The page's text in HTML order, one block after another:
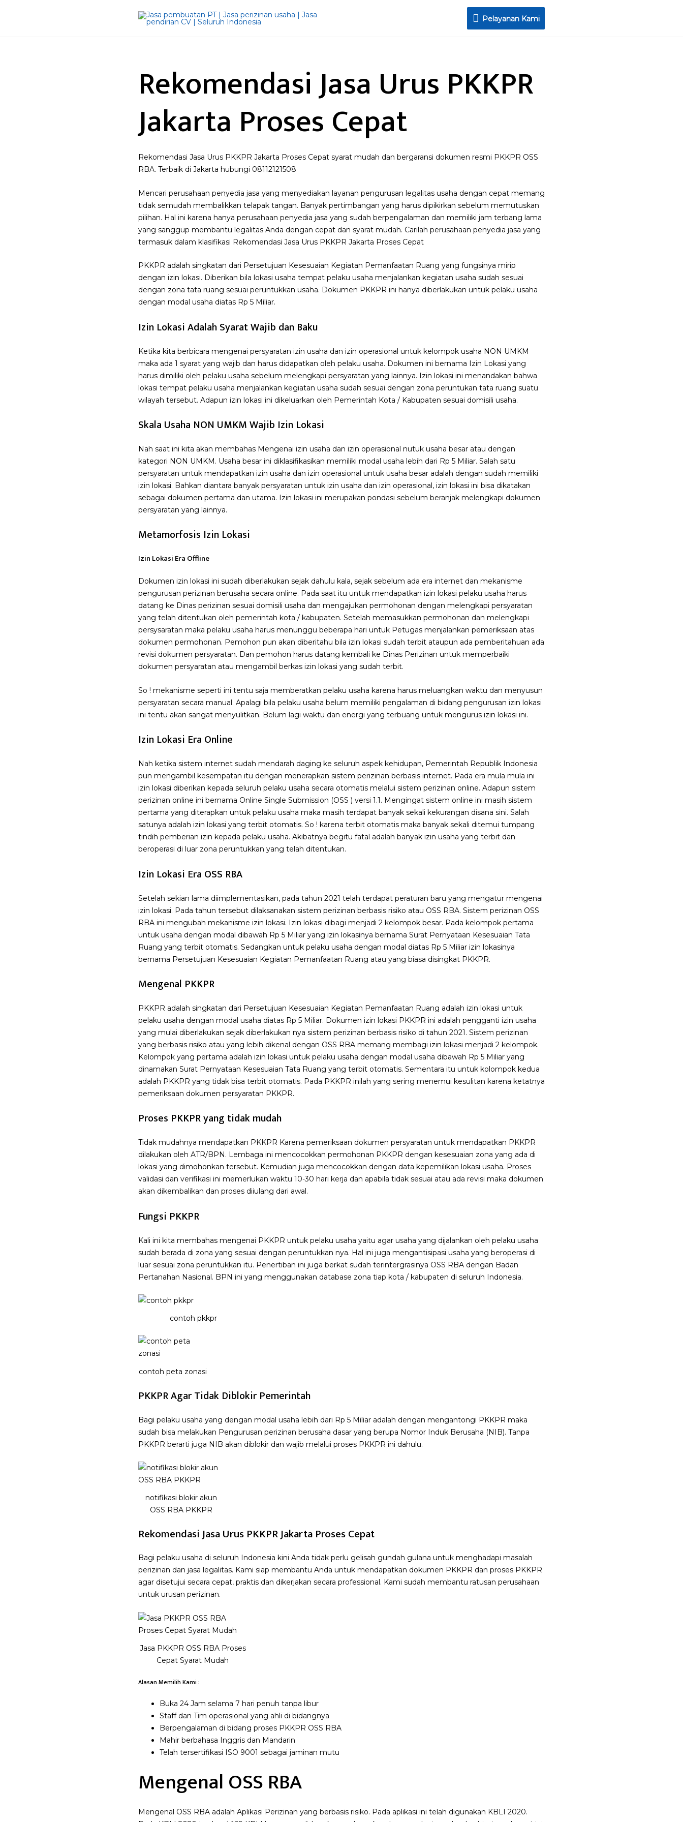
Pelayanan
Pelayanan Kami
Rekomendasi Jasa Urus PKKPR
Jakarta Proses Cepat
Rekomendasi Jasa Urus PKKPR Jakarta Proses Cepat syarat mudah dan bergaransi dokumen resmi PKKPR OSS
RBA. Terbaik di Jakarta hubungi 08112121508
Mencari perusahaan penyedia jasa yang menyediakan layanan pengurusan legalitas usaha dengan cepat memang
tidak semudah membalikkan telapak tangan. Banyak pertimbangan yang harus dipikirkan sebelum memutuskan
pilihan. Hal ini karena hanya perusahaan penyedia jasa yang sudah berpengalaman dan memiliki jam terbang lama
yang sanggup membantu legalitas Anda dengan cepat dan syarat mudah. Carilah perusahaan penyedia jasa yang
termasuk dalam klasifikasi Rekomendasi Jasa Urus PKKPR Jakarta Proses Cepat
PKKPR adalah singkatan dari Persetujuan Kesesuaian Kegiatan Pemanfaatan Ruang yang fungsinya mirip
dengan izin lokasi. Diberikan bila lokasi usaha tempat pelaku usaha menjalankan kegiatan usaha sudah sesuai
dengan zona tata ruang sesuai peruntukkan usaha. Dokumen PKKPR ini hanya diberlakukan untuk pelaku usaha
dengan modal usaha diatas Rp 5 Miliar.
Izin Lokasi Adalah Syarat Wajib dan Baku
Ketika kita berbicara mengenai persyaratan izin usaha dan izin operasional untuk kelompok usaha NON UMKM
maka ada 1 syarat yang wajib dan harus didapatkan oleh pelaku usaha. Dokumen ini bernama Izin Lokasi yang
harus dimiliki oleh pelaku usaha sebelum melengkapi persyaratan yang lainnya. Izin lokasi ini menandakan bahwa
lokasi tempat pelaku usaha menjalankan kegiatan usaha sudah sesuai dengan zona peruntukan tata ruang suatu
wilayah tersebut. Adapun izin lokasi ini dikeluarkan oleh Pemerintah Kota / Kabupaten sesuai domisili usaha.
Skala Usaha NON UMKM Wajib Izin Lokasi
Nah saat ini kita akan membahas Mengenai izin usaha dan izin operasional nutuk usaha besar atau dengan
kategori NON UMKM. Usaha besar ini diklasifikasikan memiliki modal usaha lebih dari Rp 5 Miliar. Salah satu
persyaratan untuk mendapatkan izin usaha dan izin operasional untuk usaha besar adalah dengan sudah memiliki
izin lokasi. Bahkan diantara banyak persyaratan untuk izin usaha dan izin operasional, izin lokasi ini bisa dikatakan
sebagai dokumen pertama dan utama. Izin lokasi ini merupakan pondasi sebelum beranjak melengkapi dokumen
persyaratan yang lainnya.
Metamorfosis Izin Lokasi
Izin Lokasi Era Offline
Dokumen izin lokasi ini sudah diberlakukan sejak dahulu kala, sejak sebelum ada era internet dan mekanisme
pengurusan perizinan berusaha secara online. Pada saat itu untuk mendapatkan izin lokasi pelaku usaha harus
datang ke Dinas perizinan sesuai domisili usaha dan mengajukan permohonan dengan melengkapi persyaratan
yang telah ditentukan oleh pemerintah kota / kabupaten. Setelah memasukkan permohonan dan melengkapi
persysaratan maka pelaku usaha harus menunggu beberapa hari untuk Petugas menjalankan pemeriksaan atas
dokumen permohonan. Pemohon pun akan diberitahu bila izin lokasi sudah terbit ataupun ada pemberitahuan ada
revisi dokumen persyaratan. Dan pemohon harus datang kembali ke Dinas Perizinan untuk memperbaiki
dokumen persyaratan atau mengambil berkas izin lokasi yang sudah terbit.
So ! mekanisme seperti ini tentu saja memberatkan pelaku usaha karena harus meluangkan waktu dan menyusun
persyaratan secara manual. Apalagi bila pelaku usaha belum memiliki pengalaman di bidang pengurusan izin lokasi
ini tentu akan sangat menyulitkan. Belum lagi waktu dan energi yang terbuang untuk mengurus izin lokasi ini.
Izin Lokasi Era Online
Nah ketika sistem internet sudah mendarah daging ke seluruh aspek kehidupan, Pemerintah Republik Indonesia
pun mengambil kesempatan itu dengan menerapkan sistem perizinan berbasis internet. Pada era mula mula ini
izin lokasi diberikan kepada seluruh pelaku usaha secara otomatis melalui sistem perizinan online. Adapun sistem
perizinan online ini bernama Online Single Submission (OSS ) versi 1.1. Mengingat sistem online ini masih sistem
pertama yang diterapkan untuk pelaku usaha maka masih terdapat banyak sekali kekurangan disana sini. Salah
satunya adalah izin lokasi yang terbit otomatis. So ! karena terbit otomatis maka banyak sekali ditemui tumpang
tindih pemberian izin kepada pelaku usaha. Akibatnya begitu fatal adalah banyak izin usaha yang terbit dan
beroperasi di luar zona peruntukkan yang telah ditentukan.
Izin Lokasi Era OSS RBA
Setelah sekian lama diimplementasikan, pada tahun 2021 telah terdapat peraturan baru yang mengatur mengenai
izin lokasi. Pada tahun tersebut dilaksanakan sistem perizinan berbasis risiko atau OSS RBA. Sistem perizinan OSS
RBA ini mengubah mekanisme izin lokasi. Izin lokasi dibagi menjadi 2 kelompok besar. Pada kelompok pertama
untuk usaha dengan modal dibawah Rp 5 Miliar yang izin lokasinya bernama Surat Pernyataan Kesesuaian Tata
Ruang yang terbit otomatis. Sedangkan untuk pelaku usaha dengan modal diatas Rp 5 Miliar izin lokasinya
bernama Persetujuan Kesesuaian Kegiatan Pemanfaatan Ruang atau yang biasa disingkat PKKPR.
Mengenal PKKPR
PKKPR adalah singkatan dari Persetujuan Kesesuaian Kegiatan Pemanfaatan Ruang adalah izin lokasi untuk
pelaku usaha dengan modal usaha diatas Rp 5 Miliar. Dokumen izin lokasi PKKPR ini adalah pengganti izin usaha
yang mulai diberlakukan sejak diberlakukan nya sistem perizinan berbasis risiko di tahun 2021. Sistem perizinan
yang berbasis risiko atau yang lebih dikenal dengan OSS RBA memang membagi izin lokasi menjadi 2 kelompok.
Kelompok yang pertama adalah izin lokasi untuk pelaku usaha dengan modal usaha dibawah Rp 5 Miliar yang
dinamakan Surat Pernyataan Kesesuaian Tata Ruang yang terbit otomatis. Sementara itu untuk kolompok kedua
adalah PKKPR yang tidak bisa terbit otomatis. Pada PKKPR inilah yang sering menemui kesulitan karena ketatnya
pemeriksaan dokumen persyaratan PKKPR.
Proses PKKPR yang tidak mudah
Tidak mudahnya mendapatkan PKKPR Karena pemeriksaan dokumen persyaratan untuk mendapatkan PKKPR
dilakukan oleh ATR/BPN. Lembaga ini mencocokkan permohonan PKKPR dengan kesesuaian zona yang ada di
lokasi yang dimohonkan tersebut. Kemudian juga mencocokkan dengan data kepemilikan lokasi usaha. Proses
validasi dan verifikasi ini memerlukan waktu 10-30 hari kerja dan apabila tidak sesuai atau ada revisi maka dokumen
akan dikembalikan dan proses diiulang dari awal.
Fungsi PKKPR
Kali ini kita membahas mengenai PKKPR untuk pelaku usaha yaitu agar usaha yang dijalankan oleh pelaku usaha
sudah berada di zona yang sesuai dengan peruntukkan nya. Hal ini juga mengantisipasi usaha yang beroperasi di
luar sesuai zona peruntukkan itu. Penertiban ini juga berkat sudah terintergrasinya OSS RBA dengan Badan
Pertanahan Nasional. BPN ini yang menggunakan database zona tiap kota / kabupaten di seluruh Indonesia.
contoh pkkpr
contoh peta zonasi
PKKPR Agar Tidak Diblokir Pemerintah
Bagi pelaku usaha yang dengan modal usaha lebih dari Rp 5 Miliar adalah dengan mengantongi PKKPR maka
sudah bisa melakukan Pengurusan perizinan berusaha dasar yang berupa Nomor Induk Berusaha (NIB). Tanpa
PKKPR berarti juga NIB akan diblokir dan wajib melalui proses PKKPR ini dahulu.
notifikasi blokir akun
OSS RBA PKKPR
Rekomendasi Jasa Urus PKKPR Jakarta Proses Cepat
Bagi pelaku usaha di seluruh Indonesia kini Anda tidak perlu gelisah gundah gulana untuk menghadapi masalah
perizinan dan jasa legalitas. Kami siap membantu Anda untuk mendapatkan dokumen PKKPR dan proses PKKPR
agar disetujui secara cepat, praktis dan dikerjakan secara professional. Kami sudah membantu ratusan perusahaan
untuk urusan perizinan.
Jasa PKKPR OSS RBA Proses
Cepat Syarat Mudah
Alasan Memilih Kami :
Buka 24 Jam selama 7 hari penuh tanpa libur
Staff dan Tim operasional yang ahli di bidangnya
Berpengalaman di bidang proses PKKPR OSS RBA
Mahir berbahasa Inggris dan Mandarin
Telah tersertifikasi ISO 9001 sebagai jaminan mutu
Mengenal OSS RBA
Mengenal OSS RBA adalah Aplikasi Perizinan yang berbasis risiko. Pada aplikasi ini telah digunakan KBLI 2020.